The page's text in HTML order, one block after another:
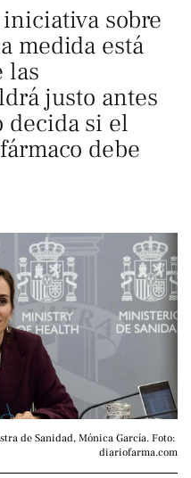
sobre
medida está
las
justo antes
decida si el
debe
de Sanidad, Mónica García. Foto:
diariofarma.com